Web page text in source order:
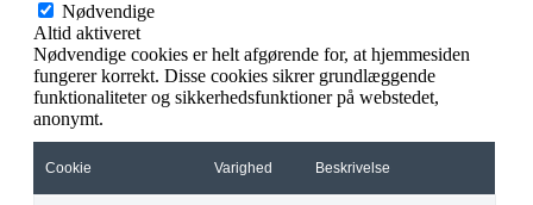
Nødvendige
Altid aktiveret
Nødvendige cookies er helt afgørende for, at hjemmesiden
fungerer korrekt. Disse cookies sikrer grundlæggende
funktionaliteter og sikkerhedsfunktioner på webstedet,
anonymt.
Cookie Varighed Beskrivelse